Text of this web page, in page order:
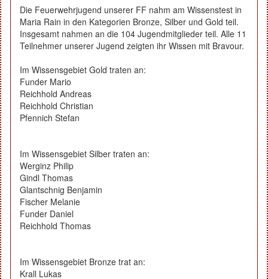
Die Feuerwehrjugend unserer FF nahm am Wissenstest in
Maria Rain in den Kategorien Bronze, Silber und Gold teil.
Insgesamt nahmen an die 104 Jugendmitglieder teil. Alle 11
Teilnehmer unserer Jugend zeigten ihr Wissen mit Bravour.
Im Wissensgebiet Gold traten an:
Funder Mario
Reichhold Andreas
Reichhold Christian
Pfennich Stefan
Im Wissensgebiet Silber traten an:
Werginz Philip
Gindl Thomas
Glantschnig Benjamin
Fischer Melanie
Funder Daniel
Reichhold Thomas
Im Wissensgebiet Bronze trat an:
Krall Lukas